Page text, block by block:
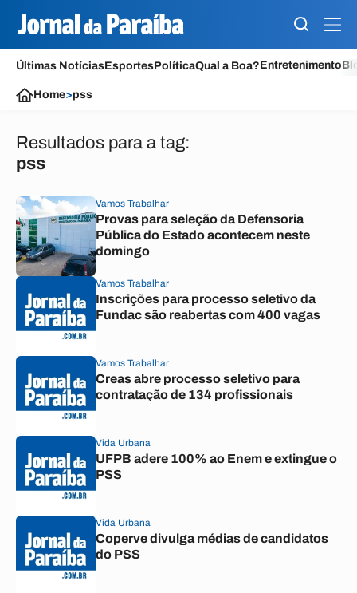
Últimas NotíciasEsportesPolíticaQual a Boa?Entretenimento
Home>pss
Resultados para a tag:
pss
Vamos Trabalhar
Provas para seleção da Defensoria
Pública do Estado acontecem neste
domingo
Vamos Trabalhar
Inscrições para processo seletivo da
Fundac são reabertas com 400 vagas
Vamos Trabalhar
Creas abre processo seletivo para
contratação de 134 profissionais
Vida Urbana
UFPB adere 100% ao Enem e extingue o
PSS
Vida Urbana
Coperve divulga médias de candidatos
do PSS